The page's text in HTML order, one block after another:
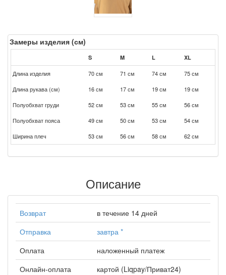
Замеры изделия (см)
S M L XL
Длина изделия 70 см 71 см 74 см
75 см
Длина рукава (см)
16 см 17 см 19 см
19 см
Полуобхват груди
52 см 53 см 55 см
56 см
Полуобхват пояса
49 см 50 см 53 см
54 см
Ширина плеч
53 см 56 см 58 см 62 см
Описание
Возврат
в течение 14 дней
Отправка
завтра *
Оплата
наложенный платеж
Онлайн-оплата
картой (Liqpay/Приват24)